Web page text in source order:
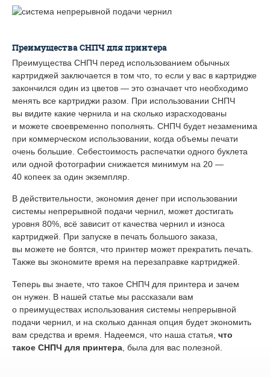
Преимущества СНПЧ для принтера
Преимущества СНПЧ перед использованием обычных
картриджей заключается в том что, то если у вас в картридже
закончился один из цветов — это означает что необходимо
менять все картриджи разом. При использовании СНПЧ
вы видите какие чернила и на сколько израсходованы
и можете своевременно пополнять. СНПЧ будет незаменима
при коммерческом использовании, когда объемы печати
очень большие. Себестоимость распечатки одного буклета
или одной фотографии снижается минимум на 20 —
40 копеек за один экземпляр.
В действительности, экономия денег при использовании
системы непрерывной подачи чернил, может достигать
уровня 80%, всё зависит от качества чернил и износа
картриджей. При запуске в печать большого заказа,
вы можете не боятся, что принтер может прекратить печать.
Также вы экономите время на перезаправке картриджей.
Теперь вы знаете, что такое СНПЧ для принтера и зачем
он нужен. В нашей статье мы рассказали вам
о преимуществах использования системы непрерывной
подачи чернил, и на сколько данная опция будет экономить
вам средства и время. Надеемся, что наша статья, что
такое СНПЧ для принтера , была для вас полезной.